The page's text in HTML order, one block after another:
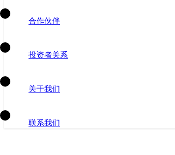
合作伙伴
投资者关系
关于我们
联系我们